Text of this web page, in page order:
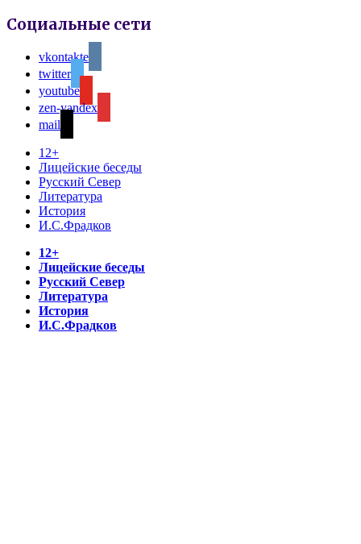
Социальные сети
vkontakte
twitter
youtube
zen-yandex
mail
12+
Лицейские беседы
Русский Север
Литература
История
И.С.Фрадков
12+
Лицейские беседы
Русский Север
Литература
История
И.С.Фрадков